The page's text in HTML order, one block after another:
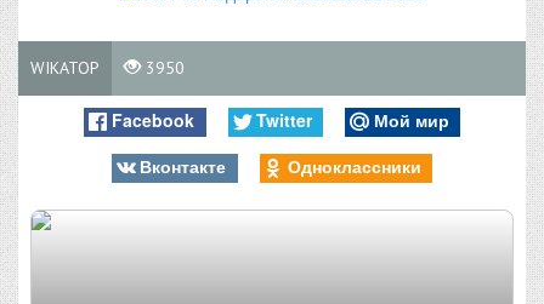
WIKATOP 3950
Facebook Twitter
Мой мир
Вконтакте
Одноклассники